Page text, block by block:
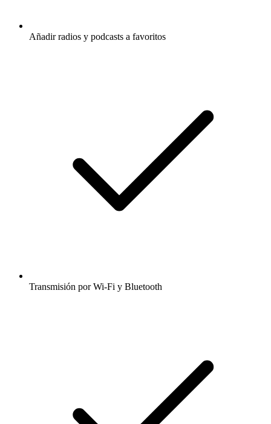
Añadir radios y podcasts a favoritos
Transmisión por Wi-Fi y Bluetooth